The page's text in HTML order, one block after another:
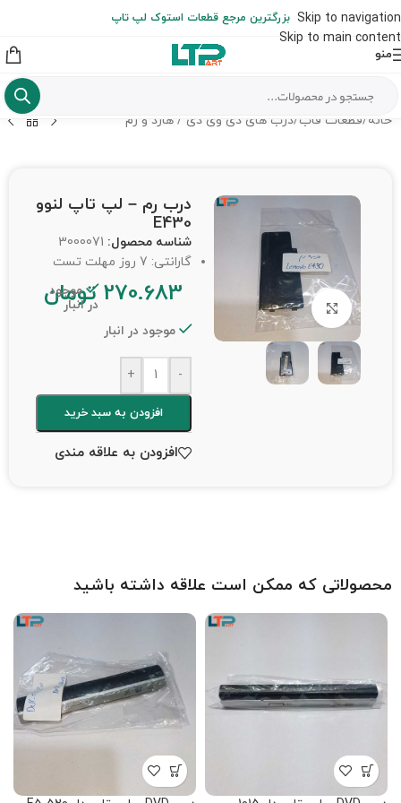
Skip to navigation
Skip to main content
از شهرستان به عهده مشتری است)
بزرگترین مرجع قطعات استوک لپ تاپ
منو
خانه /قطعات قاب/درب های دی وی دی / هارد و رم
برای بزرگنمایی کلیک کنید
درب رم – لپ تاپ لنوو
E430
شناسه محصول: 3000071
گارانتی: 7 روز مهلت تست
270.683 تومان
موجود
در انبار
موجود در انبار
-
+
افزودن به سبد خرید
افزودن به علاقه مندی
محصولاتی که ممکن است علاقه داشته باشید